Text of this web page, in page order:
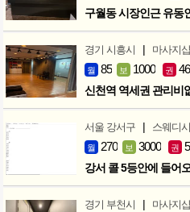
구월동 시장인근 유동
경기 시흥시 | 마사지샵
월 85 보 1000 권
신천역 역세권 관리비
서울 강서구 | 스웨디시
월 270 보 3000 권
강서 콜 5등안에 들어
경기 부천시 | 마사지샵